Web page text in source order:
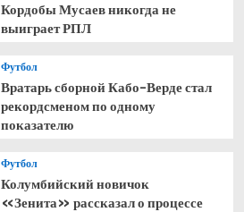
Кордобы Мусаев никогда не
выиграет РПЛ
Футбол
Вратарь сборной Кабо-Верде стал
рекордсменом по одному
показателю
Футбол
Колумбийский новичок
«Зенита» рассказал о процессе